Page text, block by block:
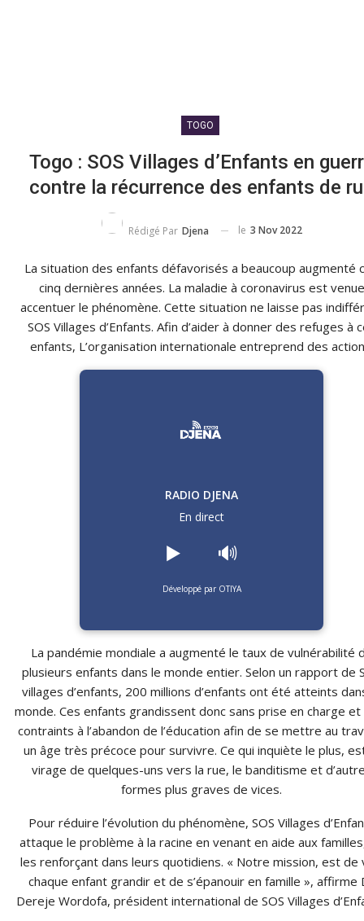
TOGO
Togo : SOS Villages d’Enfants en
contre la récurrence des enfants de
Rédigé Par Djena le 3 Nov 2022
La situation des enfants défavorisés a beaucoup augmenté
cinq dernières années. La maladie à coronavirus est venue
accentuer le phénomène. Cette situation ne laisse pas
SOS Villages d’Enfants. Afin d’aider à donner des refuges à
enfants, L’organisation internationale entreprend des
RADIO DJENA
En direct
▶️ 🔊
Développé par OTIYA
La pandémie mondiale a augmenté le taux de vulnérabilité
plusieurs enfants dans le monde entier. Selon un rapport de
villages d’enfants, 200 millions d’enfants ont été atteints
monde. Ces enfants grandissent donc sans prise en charge
contraints à l’abandon de l’éducation afin de se mettre au
un âge très précoce pour survivre. Ce qui inquiète le plus,
virage de quelques-uns vers la rue, le banditisme et
formes plus graves de vices.
Pour réduire l’évolution du phénomène, SOS Villages
attaque le problème à la racine en venant en aide aux
les renforçant dans leurs quotidiens. « Notre mission, est de
chaque enfant grandir et de s’épanouir en famille », affirme
Dereje Wordofa, président international de SOS Villages